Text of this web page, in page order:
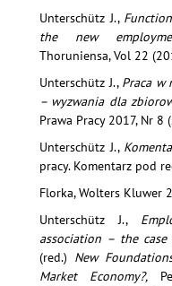
Unterschütz J.,
the new
Thoruniensa, Vol 22
Unterschütz J., Praca w
– wyzwania dla
Prawa Pracy 2017, Nr
Unterschütz J.,
pracy. Komentarz pod
Florka, Wolters Kluwer
Unterschütz J.,
association – the
(red.) New
Market Economy?,